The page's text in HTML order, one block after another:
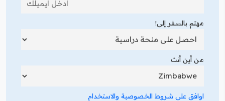
مهتم بالسفر إلى!
من أين أنت
اوافق على شروط الخصوصية والاستخدام